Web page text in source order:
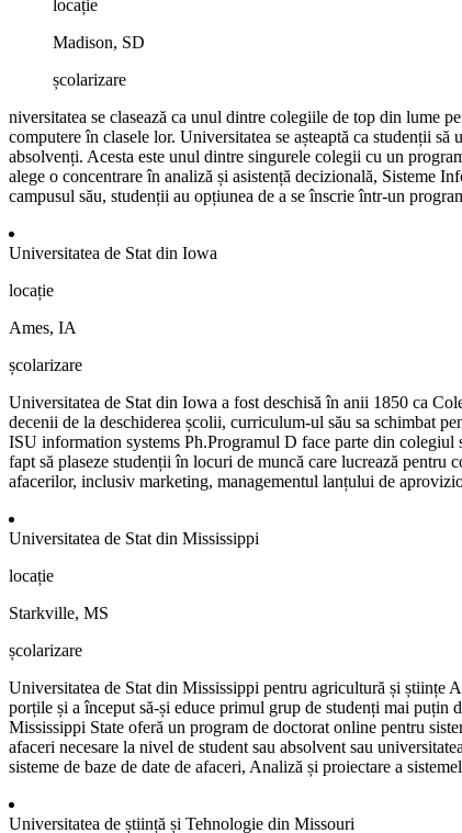
locație
Madison, SD
școlarizare
niversitatea se clasează ca unul dintre colegiile de top din lume
computere în clasele lor. Universitatea se așteaptă ca studenții
absolvenți. Acesta este unul dintre singurele colegii cu un
alege o concentrare în analiză și asistență decizională, Sisteme
campusul său, studenții au opțiunea de a se înscrie într-un
Universitatea de Stat din Iowa
locație
Ames, IA
școlarizare
Universitatea de Stat din Iowa a fost deschisă în anii 1850 ca
decenii de la deschiderea școlii, curriculum-ul său sa schimbat
ISU information systems Ph.Programul D face parte din colegiul
fapt să plaseze studenții în locuri de muncă care lucrează
afacerilor, inclusiv marketing, managementul lanțului de
Universitatea de Stat din Mississippi
locație
Starkville, MS
școlarizare
Universitatea de Stat din Mississippi pentru agricultură și științe
porțile și a început să-și educe primul grup de studenți mai puțin
Mississippi State oferă un program de doctorat online pentru
afaceri necesare la nivel de student sau absolvent sau
sisteme de baze de date de afaceri, Analiză și proiectare a
Universitatea de știință și Tehnologie din Missouri